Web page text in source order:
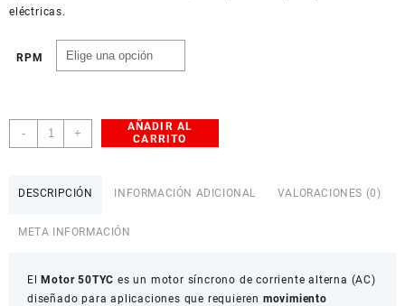
eléctricas.
RPM
-
Motor
50TYC
cantidad
+
AÑADIR AL
CARRITO
DESCRIPCIÓN INFORMACIÓN ADICIONAL VALORACIONES (0)
META INFORMACIÓN
ElMotor 50TYC es un motor síncrono de corriente alterna (AC)
diseñado para aplicaciones que requieren movimiento